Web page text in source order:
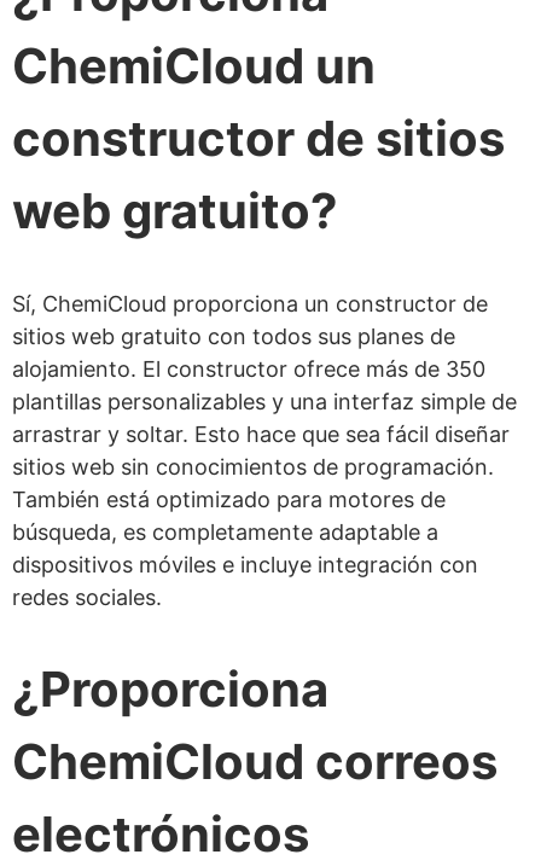
ChemiCloud un
constructor de sitios
web gratuito?
Sí, ChemiCloud proporciona un constructor de
sitios web gratuito con todos sus planes de
alojamiento. El constructor ofrece más de 350
plantillas personalizables y una interfaz simple de
arrastrar y soltar. Esto hace que sea fácil diseñar
sitios web sin conocimientos de programación.
También está optimizado para motores de
búsqueda, es completamente adaptable a
dispositivos móviles e incluye integración con
redes sociales.
¿Proporciona
ChemiCloud correos
electrónicos